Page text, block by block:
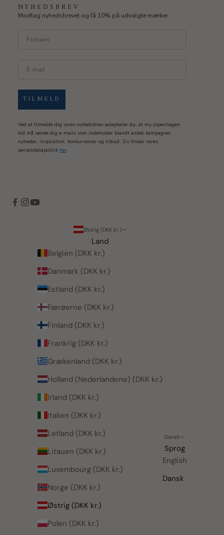
NYHEDSBREV
Modtag nyhedsbrevet og få 10% på udvalgte mærker.
TILMELD
Ved at tilmelde dig vores nyhedsbrev accepterer du, at my copenhagen
kid må sende dig e-mails som indeholder blandt andet kampagner,
nyheder, inspiration, konkurrencer og tilbud. Du finder vores
persondatapolitik her.
Østrig (DKK kr.)
Land
Belgien (DKK kr.)
Danmark (DKK kr.)
Estland (DKK kr.)
Færøerne (DKK kr.)
Finland (DKK kr.)
Frankrig (DKK kr.)
Grækenland (DKK kr.)
Holland (Nederlandene) (DKK kr.)
Irland (DKK kr.)
Italien (DKK kr.)
Letland (DKK kr.)
Litauen (DKK kr.)
Luxembourg (DKK kr.)
Norge (DKK kr.)
Østrig (DKK kr.)
Polen (DKK kr.)
Dansk
Sprog
English
Dansk